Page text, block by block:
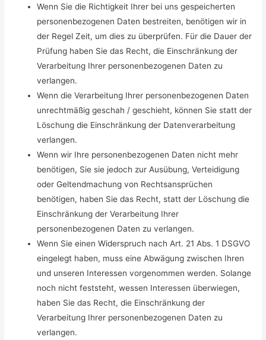
Wenn Sie die Richtigkeit Ihrer bei uns gespeicherten
personenbezogenen Daten bestreiten, benötigen wir in
der Regel Zeit, um dies zu überprüfen. Für die Dauer der
Prüfung haben Sie das Recht, die Einschränkung der
Verarbeitung Ihrer personenbezogenen Daten zu
verlangen.
Wenn die Verarbeitung Ihrer personenbezogenen Daten
unrechtmäßig geschah / geschieht, können Sie statt der
Löschung die Einschränkung der Datenverarbeitung
verlangen.
Wenn wir Ihre personenbezogenen Daten nicht mehr
benötigen, Sie sie jedoch zur Ausübung, Verteidigung
oder Geltendmachung von Rechtsansprüchen
benötigen, haben Sie das Recht, statt der Löschung die
Einschränkung der Verarbeitung Ihrer
personenbezogenen Daten zu verlangen.
Wenn Sie einen Widerspruch nach Art. 21 Abs. 1 DSGVO
eingelegt haben, muss eine Abwägung zwischen Ihren
und unseren Interessen vorgenommen werden. Solange
noch nicht feststeht, wessen Interessen überwiegen,
haben Sie das Recht, die Einschränkung der
Verarbeitung Ihrer personenbezogenen Daten zu
verlangen.